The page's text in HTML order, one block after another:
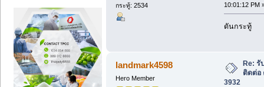
กระทู้: 2534
10:01:12 PM
ดันกระทู้
landmark4598
Hero Member
Re: รั
ติดต่อ
3932